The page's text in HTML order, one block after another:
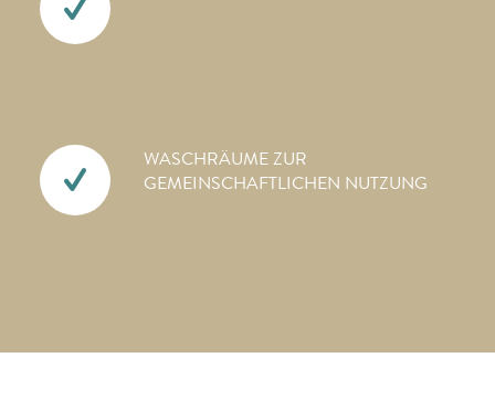
WASCHRÄUME ZUR
GEMEINSCHAFTLICHEN NUTZUNG